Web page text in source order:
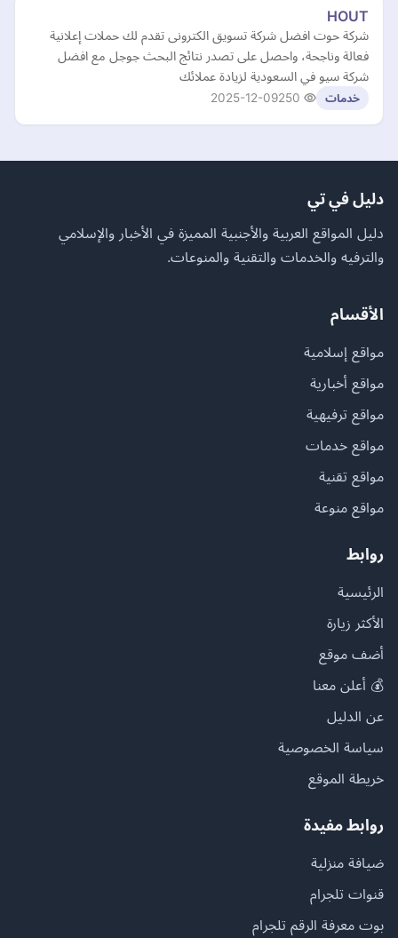
HOUT
شركة حوت افضل شركة تسويق الكترونى تقدم لك حملات إعلانية
فعالة وناجحة، واحصل على تصدر نتائج البحث جوجل مع افضل
شركة سيو في السعودية لزيادة عملائك
خدمات 2025-12-09
دليل في تي
دليل المواقع العربية والأجنبية المميزة في الأخبار والإسلامي
والترفيه والخدمات والتقنية والمنوعات.
الأقسام
مواقع إسلامية
مواقع أخبارية
مواقع ترفيهية
مواقع خدمات
مواقع تقنية
مواقع منوعة
روابط
الرئيسية
الأكثر زيارة
أضف موقع
💰 أعلن معنا
عن الدليل
سياسة الخصوصية
خريطة الموقع
روابط مفيدة
ضيافة منزلية
قنوات تلجرام
بوت معرفة الرقم تلجرام